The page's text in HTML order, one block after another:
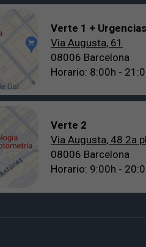
Verte 1 +
Via Augusta, 61
08006 Barcelona
Horario: 8:00h -
Verte 2
Via Augusta, 48 2a pl
08006 Barcelona
Horario: 9:00h -